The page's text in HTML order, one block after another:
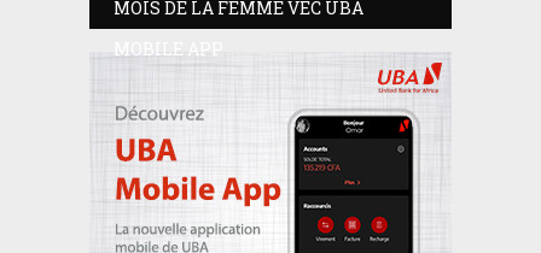
MOIS DE LA FEMME VEC UBA
MOBILE APP